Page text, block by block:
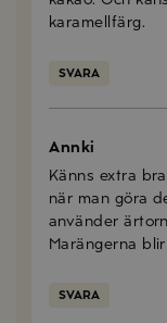
karamellfärg.
SVARA
Annki
Känns extra
när man göra
använder
Marängerna
SVARA